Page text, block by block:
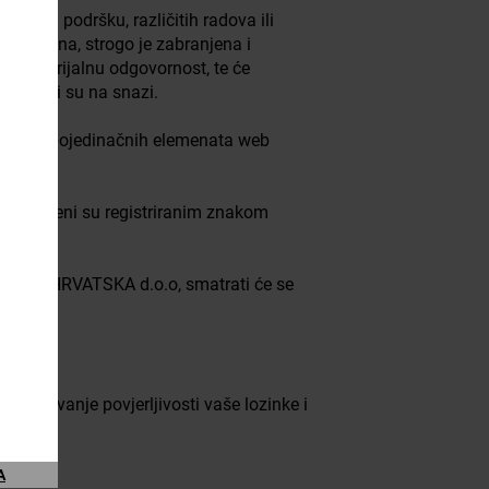
ili podršku, različitih radova ili
slučajna, strogo je zabranjena i
materijalnu odgovornost, te će
koji su na snazi.
pojedinačnih elemenata web
zaštićeni su registriranim znakom
HRVATSKA d.o.o, smatrati će se
za čuvanje povjerljivosti vaše lozinke i